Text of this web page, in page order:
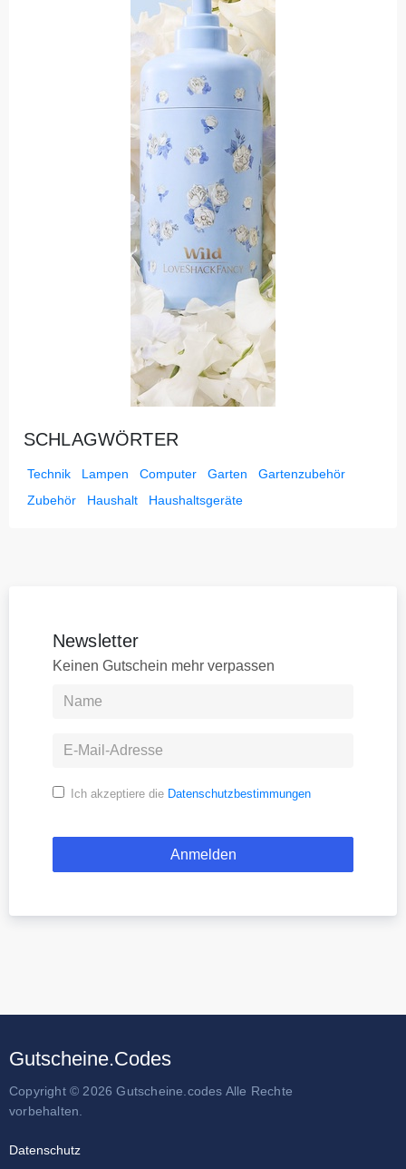
SCHLAGWÖRTER
Technik Lampen Computer Garten
Gartenzubehör
Zubehör
Haushalt Haushaltsgeräte
Newsletter
Keinen Gutschein mehr verpassen
Ich akzeptiere die Datenschutzbestimmungen
Gutscheine.Codes
Copyright © 2026 Gutscheine.codes Alle Rechte
vorbehalten.
Datenschutz